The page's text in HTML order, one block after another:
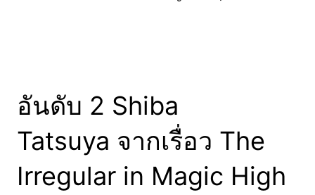
อันดับ 2 Shiba
Tatsuya จากเรื่อว The
Irregular in Magic High